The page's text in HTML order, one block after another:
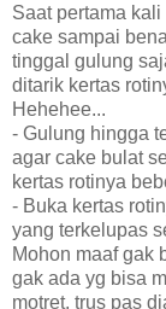
Saat pertama
cake sampai
tinggal gulung
ditarik kertas
Hehehee...
- Gulung hingga
agar cake bulat
kertas rotinya
- Buka kertas
yang terkelupas
Mohon maaf gak
gak ada yg bisa
motret, trus pas